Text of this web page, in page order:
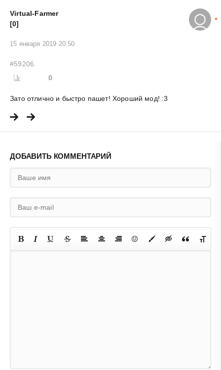
Virtual-Farmer
[0]
15 января 2019 20:50
#59206
0
Зато отлично и быстро пашет! Хороший мод! :3
ДОБАВИТЬ КОММЕНТАРИЙ